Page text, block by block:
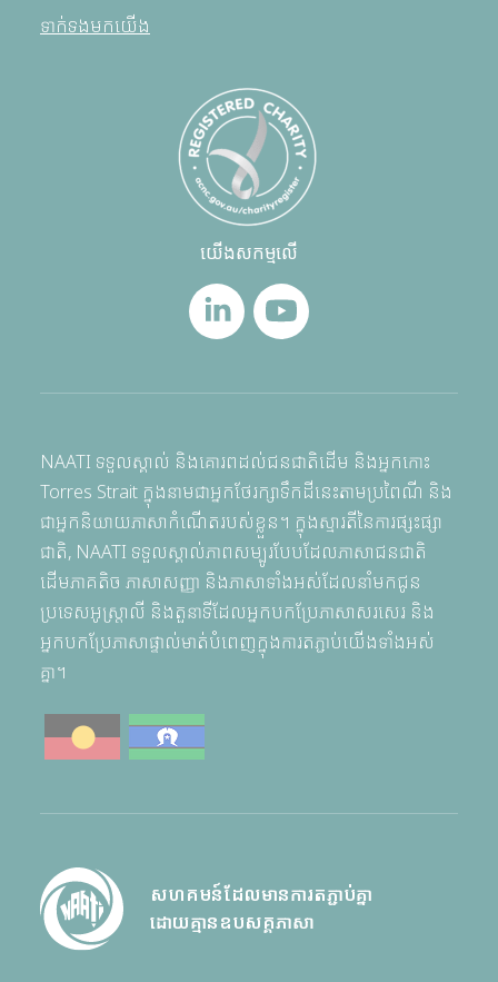
ទាក់ទងមកយើង
យើងសកម្មលើ
NAATI ទទួលស្គាល់ និងគោរពដល់ជនជាតិដើម និងអ្នកកោះ
Torres Strait ក្នុងនាមជាអ្នកថែរក្សាទឹកដីនេះតាមប្រពៃណី និង
ជាអ្នកនិយាយភាសាកំណើតរបស់ខ្លួន។ ក្នុងស្មារតីនៃការផ្សះផ្សា
ជាតិ, NAATI ទទួលស្គាល់ភាពសម្បូរបែបដែលភាសាជនជាតិ
ដើមភាគតិច ភាសាសញ្ញា និងភាសាទាំងអស់ដែលនាំមកជូន
ប្រទេសអូស្ត្រាលី និងតួនាទីដែលអ្នកបកប្រែភាសាសរសេរ និង
អ្នកបកប្រែភាសាផ្ទាល់មាត់បំពេញក្នុងការតភ្ជាប់យើងទាំងអស់
គ្នា។
សហគមន៍ដែលមានការតភ្ជាប់គ្នា
ដោយគ្មានឧបសគ្គភាសា